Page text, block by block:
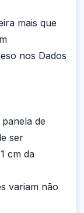
mais que
nos Dados
de
ser
cm da
variam não